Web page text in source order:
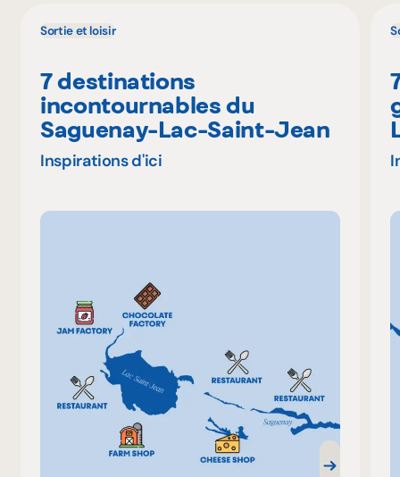
Sortie et loisir
7 destinations
incontournables du
Saguenay-Lac-Saint-Jean
Inspirations d'ici